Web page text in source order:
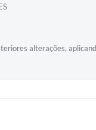
alterações,